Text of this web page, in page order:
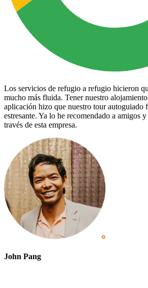
Los servicios de refugio a refugio hicieron
mucho más fluida. Tener nuestro
aplicación hizo que nuestro tour autoguiado
estresante. Ya lo he recomendado a amigos
través de esta empresa.
John Pang